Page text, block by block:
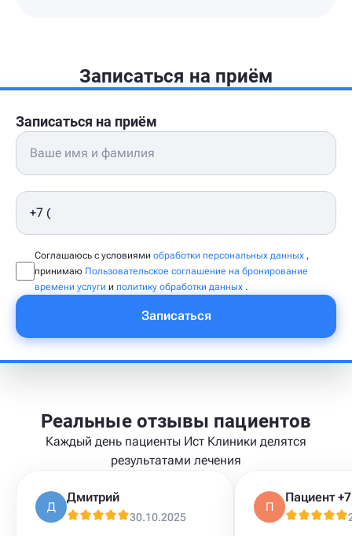
Записаться на приём
Записаться на приём
Соглашаюсь с условиями обработки персональных данных ,
принимаю Пользовательское соглашение на бронирование
времени услуги и политику обработки данных .
Записаться
Реальные отзывы пациентов
Каждый день пациенты Ист Клиники делятся
результатами лечения
Д
Дмитрий
30.10.2025
П